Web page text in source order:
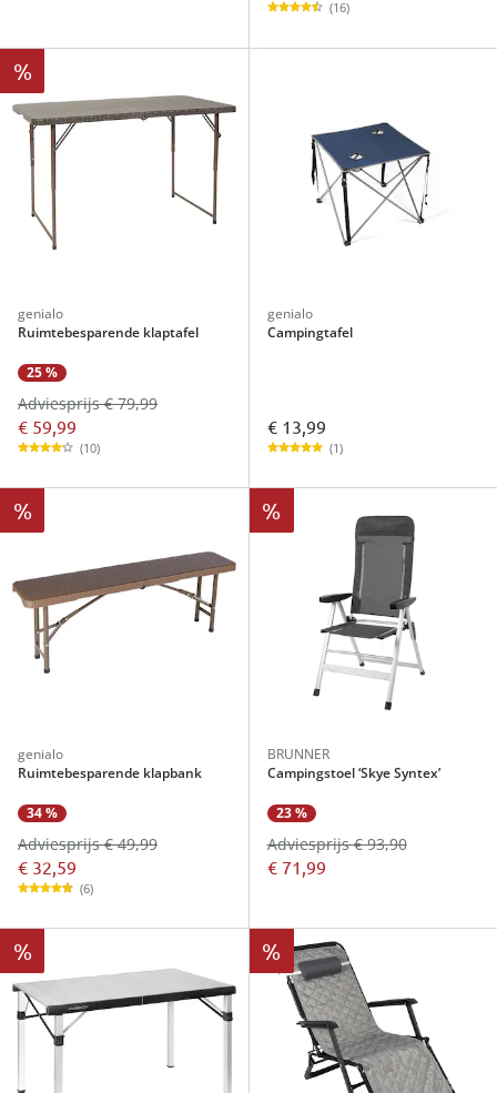
(16)
%
genialo
Ruimtebesparende klaptafel
25 %
€ 59,99
Adviesprijs € 79,99
(10)
genialo
Campingtafel
€ 13,99
(1)
%
genialo
Ruimtebesparende klapbank
34 %
€ 32,59
Adviesprijs € 49,99
(6)
%
BRUNNER
Campingstoel ‘Skye Syntex’
23 %
€ 71,99
Adviesprijs € 93,90
% %